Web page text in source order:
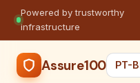
Powered by trustworthy
infrastructure
Assure100